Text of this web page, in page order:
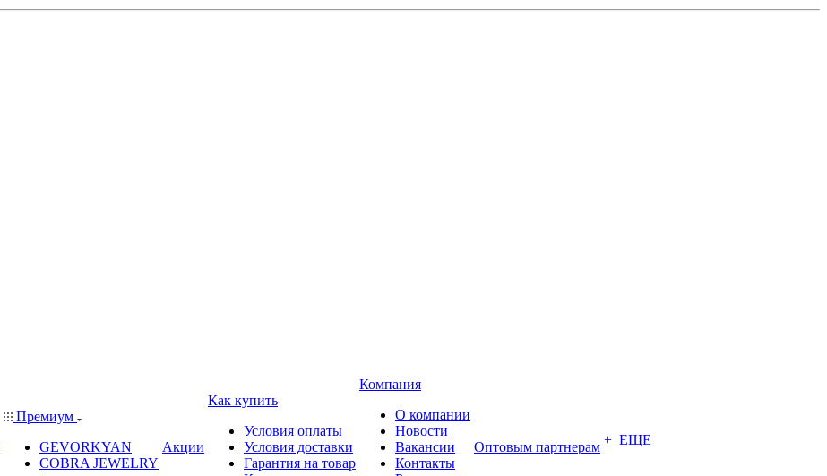
Премиум
GEVORKYAN
COBRA JEWELRY
Акции
Как купить
Условия оплаты
Условия доставки
Гарантия на товар
Компания
О компании
Новости
Вакансии
Контакты
Оптовым партнерам + ЕЩЕ